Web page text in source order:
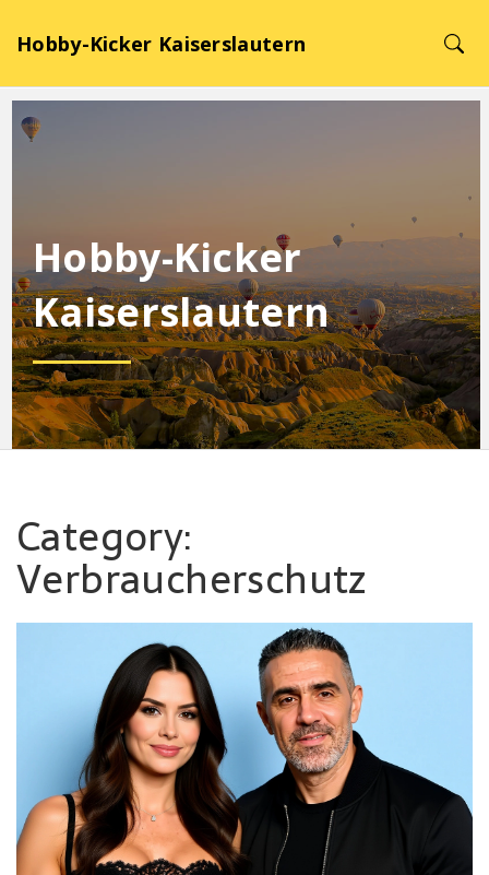
Hobby-Kicker Kaiserslautern
Hobby-Kicker
Kaiserslautern
Category:
Verbraucherschutz